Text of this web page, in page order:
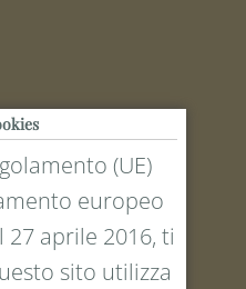
(UE)
europeo
27 aprile 2016, ti
sito utilizza